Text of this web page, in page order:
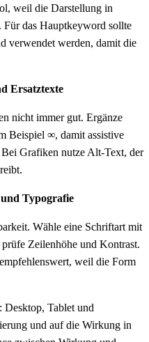
weil die Darstellung in
das Hauptkeyword sollte
verwendet werden, damit die
Ersatztexte
nicht immer gut. Ergänze
Beispiel ∞, damit assistive
Grafiken nutze Alt-Text, der
Typografie
Wähle eine Schriftart mit
Zeilenhöhe und Kontrast.
weil die Form
Desktop, Tablet und
und auf die Wirkung in